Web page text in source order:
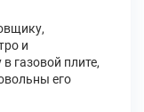
и
газовой плите,
его